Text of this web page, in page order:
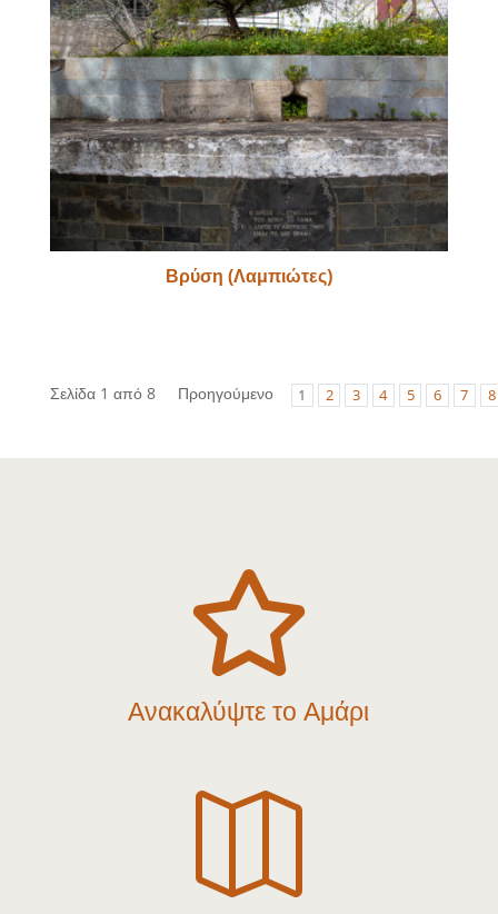
Βρύση (Λαμπιώτες)
Σελίδα 1 από 8 Προηγούμενο 1 2 3 4 5 6 7 8

Ανακαλύψτε το Αμάρι
